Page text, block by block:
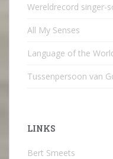
Wereldrecord singer-
All My Senses
Language of the
Tussenpersoon van
LINKS
Bert Smeets